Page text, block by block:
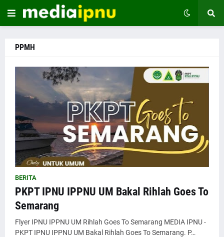
PPMH
BERITA
PKPT IPNU IPPNU UM Bakal Rihlah Goes To
Semarang
Flyer IPNU IPPNU UM Rihlah Goes To Semarang MEDIA IPNU -
PKPT IPNU IPPNU UM Bakal Rihlah Goes To Semarang. P…